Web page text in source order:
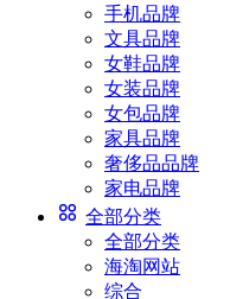
手机品牌
文具品牌
女鞋品牌
女装品牌
女包品牌
家具品牌
奢侈品品牌
家电品牌
全部分类
全部分类
海淘网站
综合